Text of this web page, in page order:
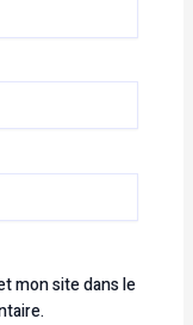
mon site dans le